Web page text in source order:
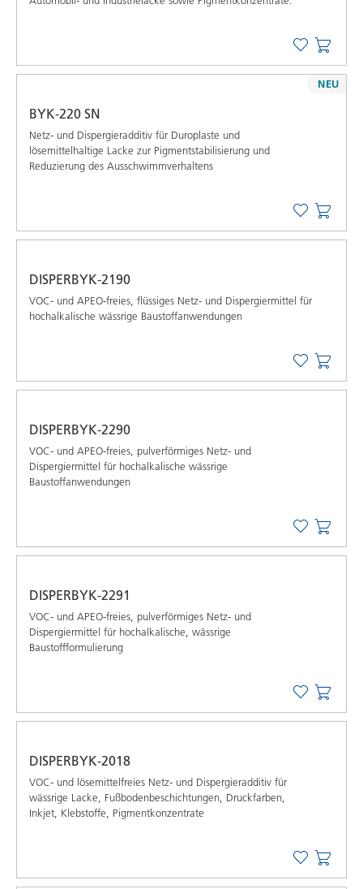
BYK-220 SN
Netz- und Dispergieradditiv für Duroplaste und
lösemittelhaltige Lacke zur Pigmentstabilisierung und
Reduzierung des Ausschwimmverhaltens
NEU
DISPERBYK-2190
VOC- und APEO-freies, flüssiges Netz- und Dispergiermittel für
hochalkalische wässrige Baustoffanwendungen
DISPERBYK-2290
VOC- und APEO-freies, pulverförmiges Netz- und
Dispergiermittel für hochalkalische wässrige
Baustoffanwendungen
DISPERBYK-2291
VOC- und APEO-freies, pulverförmiges Netz- und
Dispergiermittel für hochalkalische, wässrige
Baustoffformulierung
DISPERBYK-2018
VOC- und lösemittelfreies Netz- und Dispergieradditiv für
wässrige Lacke, Fußbodenbeschichtungen, Druckfarben,
Inkjet, Klebstoffe, Pigmentkonzentrate